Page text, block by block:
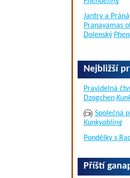
Jantry a
Pranayamas
Dolenský
Nejbližší
Pravidelná
Dzogchen
Společná
Kunkyabling
Pondělky s
Příští